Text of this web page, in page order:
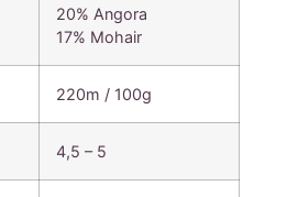
20% Angora
17% Mohair
220m / 100g
4,5 – 5